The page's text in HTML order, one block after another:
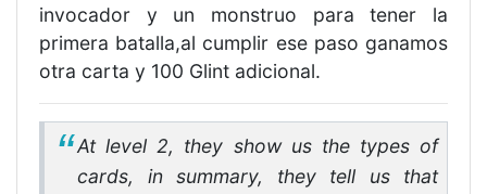
invocador y un monstruo para tener la
primera batalla,al cumplir ese paso ganamos
otra carta y 100 Glint adicional.
At level 2, they show us the types of
cards, in summary, they tell us that